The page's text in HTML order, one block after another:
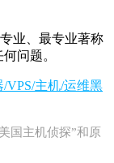
业、最专业著称
问题。
VPS/主机/运维黑
国主机侦探”和原